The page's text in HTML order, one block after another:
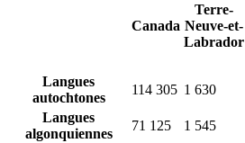
Canada
Terre-
Neuve-et-
Labrador
Langues
autochtones
114 305 1 630
Langues
algonquiennes
71 125 1 545